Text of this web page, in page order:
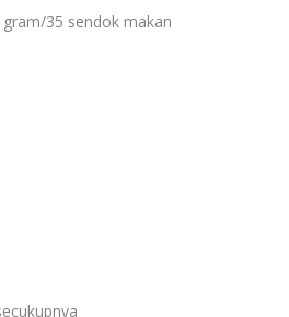
35 sendok makan